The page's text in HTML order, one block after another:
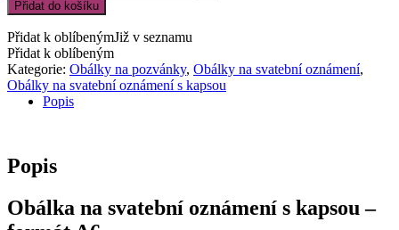
svatební
oznámení
s
kapsou
zlatá
množství
Přidat do košíku
Přidat k oblíbenýmJiž v seznamu
Přidat k oblíbeným
Kategorie: Obálky na pozvánky, Obálky na svatební oznámení,
Obálky na svatební oznámení s kapsou
Popis
Popis
Obálka na svatební oznámení s kapsou –